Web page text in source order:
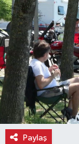
Paylaş
Eleman
Emlak
Gündem
Gurme
Haber